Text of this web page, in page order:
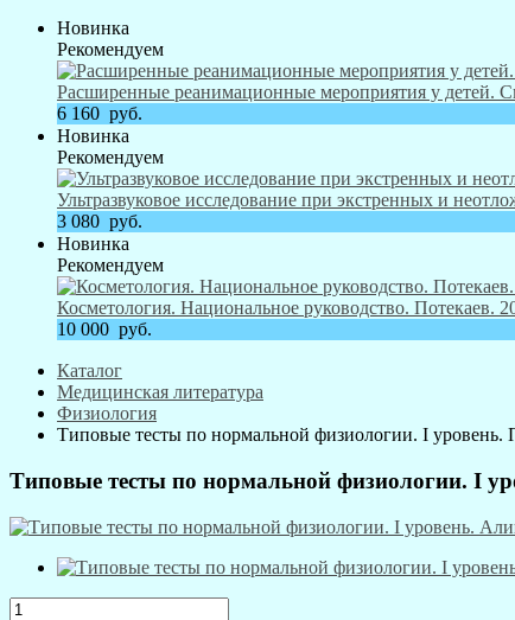
Новинка
Рекомендуем
Расширенные реанимационные мероприятия у детей.
6 160 руб.
Новинка
Рекомендуем
Ультразвуковое исследование при экстренных и
3 080 руб.
Новинка
Рекомендуем
Косметология. Национальное руководство. Потекаев.
10 000 руб.
Каталог
Медицинская литература
Физиология
Типовые тесты по нормальной физиологии. I
Типовые тесты по нормальной физиологии. I